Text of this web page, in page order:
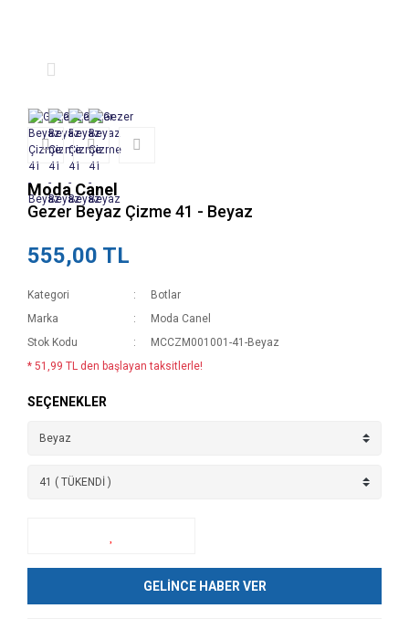
Moda Canel
Gezer Beyaz Çizme 41 - Beyaz
555,00 TL
Kategori
Botlar
Marka
Moda Canel
Stok Kodu
MCCZM001001-41-Beyaz
* 51,99 TL den başlayan taksitlerle!
SEÇENEKLER
GELİNCE HABER VER